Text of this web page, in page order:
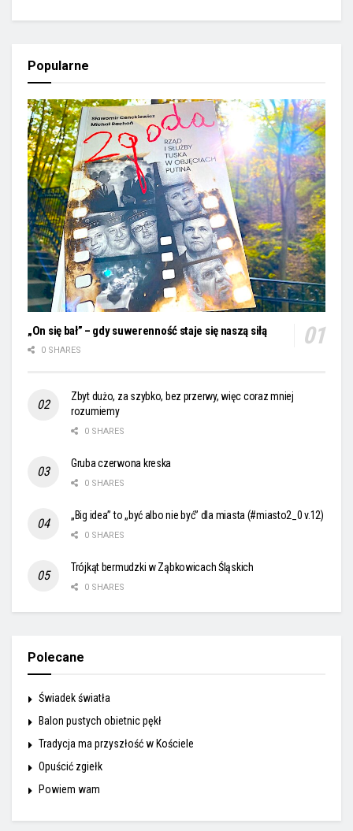
Popularne
„On się bał” – gdy suwerenność staje się naszą siłą
0 SHARES
Zbyt dużo, za szybko, bez przerwy, więc coraz mniej
rozumiemy
0 SHARES
Gruba czerwona kreska
0 SHARES
„Big idea” to „być albo nie być” dla miasta (#miasto2_0 v.12)
0 SHARES
Trójkąt bermudzki w Ząbkowicach Śląskich
0 SHARES
Polecane
Świadek światła
Balon pustych obietnic pękł
Tradycja ma przyszłość w Kościele
Opuścić zgiełk
Powiem wam